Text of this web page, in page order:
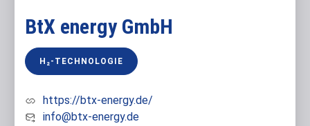
BtX energy GmbH
H₂-TECHNOLOGIE
https://btx-energy.de/
info@btx-energy.de